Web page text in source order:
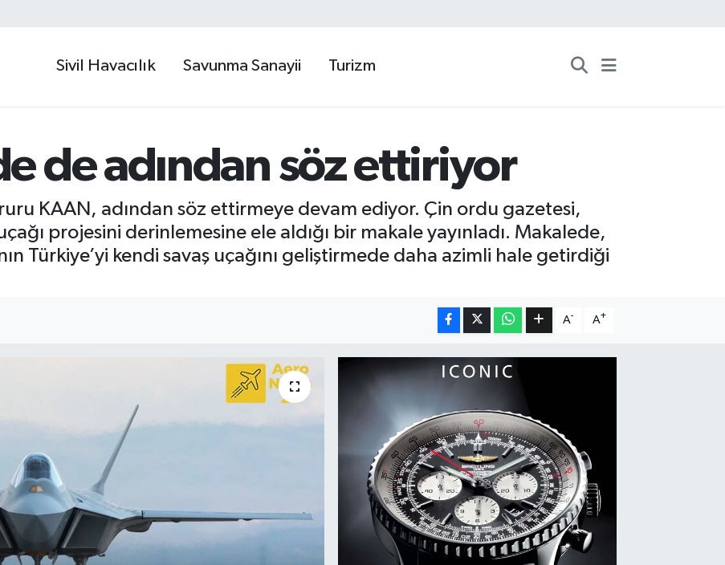
Sivil Havacılık Savunma Sanayii Turizm
de adından söz ettiriyor
KAAN, adından söz ettirmeye devam ediyor. Çin ordu gazetesi,
projesini derinlemesine ele aldığı bir makale yayınladı. Makalede,
Türkiye’yi kendi savaş uçağını geliştirmede daha azimli hale getirdiği
A- A+